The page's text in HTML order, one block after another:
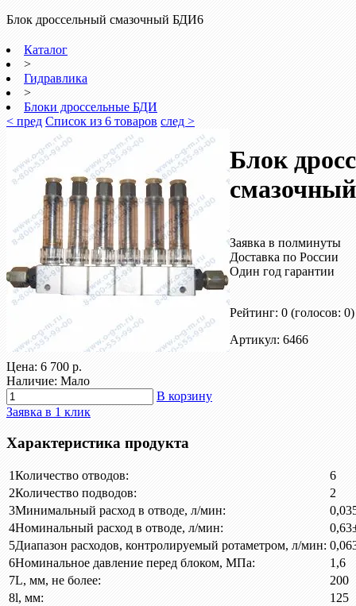
Блок дроссельный смазочный БДИ6
Каталог
>
Гидравлика
>
Блоки дроссельные БДИ
< пред Список из 6 товаров след >
Блок
Заявка в полминуты
Доставка по России
Один год гарантии
Рейтинг: 0 (голосов: 0)
Артикул: 6466
Цена: 6 700 р.
Наличие: Мало
В корзину
Заявка в 1 клик
Характеристика продукта
1Количество отводов:
6
2Количество подводов:
2
3Минимальный расход в отводе, л/мин:
4Номинальный расход в отводе, л/мин:
5Диапазон расходов, контролируемый ротаметром, л/мин:
6Номинальное давление перед блоком, МПа:
1,6
7L, мм, не более:
200
8l, мм:
125